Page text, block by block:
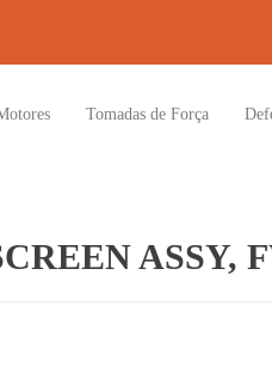
Tomadas de Força
ASSY,